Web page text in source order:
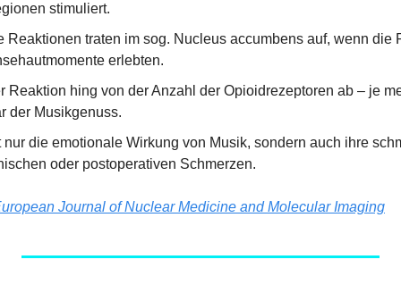
stimuliert.
Reaktionen traten im sog. Nucleus accumbens auf, wenn die
erlebten.
Reaktion hing von der Anzahl der Opioidrezeptoren ab – je
der Musikgenuss.
nur die emotionale Wirkung von Musik, sondern auch ihre
oder postoperativen Schmerzen.
Journal of Nuclear Medicine and Molecular Imaging